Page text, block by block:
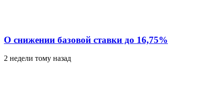
О снижении базовой ставки до 16,75%
2 недели тому назад